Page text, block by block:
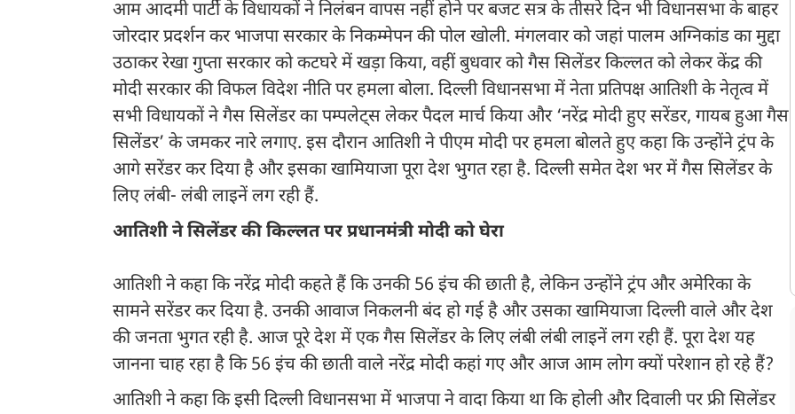
आम आदमी पार्टी के विधायकों ने निलंबन वापस नहीं होने पर बजट सत्र के तीसरे दिन भी विधानसभा के बाहर
जोरदार प्रदर्शन कर भाजपा सरकार के निकम्मेपन की पोल खोली. मंगलवार को जहां पालम अग्निकांड का मुद्दा
उठाकर रेखा गुप्ता सरकार को कटघरे में खड़ा किया, वहीं बुधवार को गैस सिलेंडर किल्लत को लेकर केंद्र की
मोदी सरकार की विफल विदेश नीति पर हमला बोला. दिल्ली विधानसभा में नेता प्रतिपक्ष आतिशी के नेतृत्व में
सभी विधायकों ने गैस सिलेंडर का पम्पलेट्स लेकर पैदल मार्च किया और ‘नरेंद्र मोदी हुए सरेंडर, गायब हुआ गैस
सिलेंडर’ के जमकर नारे लगाए. इस दौरान आतिशी ने पीएम मोदी पर हमला बोलते हुए कहा कि उन्होंने ट्रंप के
आगे सरेंडर कर दिया है और इसका खामियाजा पूरा देश भुगत रहा है. दिल्ली समेत देश भर में गैस सिलेंडर के
लिए लंबी- लंबी लाइनें लग रही हैं.
आतिशी ने सिलेंडर की किल्लत पर प्रधानमंत्री मोदी को घेरा
आतिशी ने कहा कि नरेंद्र मोदी कहते हैं कि उनकी 56 इंच की छाती है, लेकिन उन्होंने ट्रंप और अमेरिका के
सामने सरेंडर कर दिया है. उनकी आवाज निकलनी बंद हो गई है और उसका खामियाजा दिल्ली वाले और देश
की जनता भुगत रही है. आज पूरे देश में एक गैस सिलेंडर के लिए लंबी लंबी लाइनें लग रही हैं. पूरा देश यह
जानना चाह रहा है कि 56 इंच की छाती वाले नरेंद्र मोदी कहां गए और आज आम लोग क्यों परेशान हो रहे हैं?
आतिशी ने कहा कि इसी दिल्ली विधानसभा में भाजपा ने वादा किया था कि होली और दिवाली पर फ्री सिलेंडर